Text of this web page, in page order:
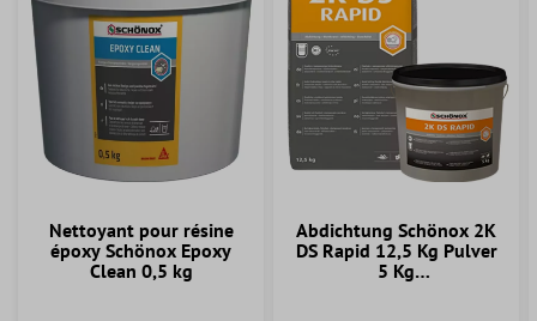
Nettoyant pour résine
époxy Schönox Epoxy
Clean 0,5 kg
Abdichtung Schönox 2K
DS Rapid 12,5 Kg Pulver
5 Kg